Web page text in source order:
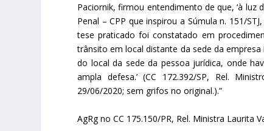
Paciornik, firmou entendimento de que, ‘à
Penal – CPP que inspirou a Súmula n. 151/
tese praticado foi constatado em
trânsito em local distante da sede da
do local da sede da pessoa jurídica, onde
ampla defesa.’ (CC 172.392/SP, Rel.
29/06/2020; sem grifos no original.).”
AgRg no CC 175.150/PR, Rel. Ministra Laurita